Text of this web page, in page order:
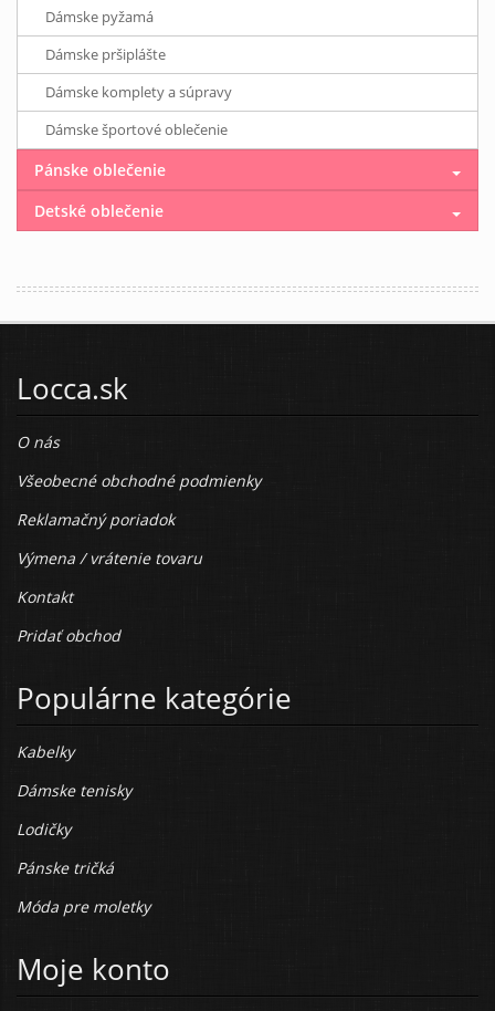
Dámske pyžamá
Dámske pršiplášte
Dámske komplety a súpravy
Dámske športové oblečenie
Pánske oblečenie
Detské oblečenie
Locca.sk
O nás
Všeobecné obchodné podmienky
Reklamačný poriadok
Výmena / vrátenie tovaru
Kontakt
Pridať obchod
Populárne kategórie
Kabelky
Dámske tenisky
Lodičky
Pánske tričká
Móda pre moletky
Moje konto